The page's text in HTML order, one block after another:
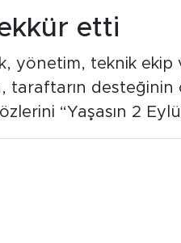
etti
yönetim, teknik ekip
taraftarın
“Yaşasın 2